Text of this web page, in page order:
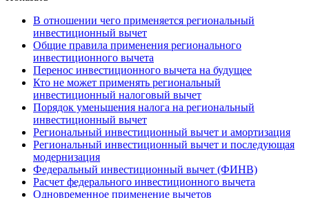
Бератор
«Практическая энциклопедия бухгалтера»
Материалы электронного журнала
«Нормативные акты для бухгалтера»
Материалы электронного журнала
«Практическая бухгалтерия»
Онлайн-сервисы «Учетная политика» и «Алгоритмы для
Просто заполните форму, и мы вышлем вам на почту
В отношении чего применяется региональный
инвестиционный вычет
Общие правила применения регионального
инвестиционного вычета
Перенос инвестиционного вычета на будущее
Кто не может применять региональный
инвестиционный налоговый вычет
Порядок уменьшения налога на региональный
инвестиционный вычет
Региональный инвестиционный вычет и амортизация
Региональный инвестиционный вычет и последующая
модернизация
Федеральный инвестиционный вычет (ФИНВ)
Расчет федерального инвестиционного вычета
Одновременное применение вычетов